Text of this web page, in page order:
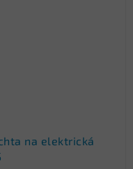
na elektrická